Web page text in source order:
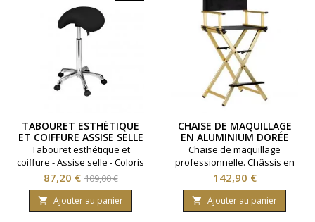
TABOURET ESTHÉTIQUE
ET COIFFURE ASSISE SELLE
NOIR
Tabouret esthétique et
coiffure - Assise selle - Coloris
noir
Prix
87,20 € Prix
de
base
109,00 €
 Ajouter au panier
CHAISE DE MAQUILLAGE
EN ALUMINIUM DORÉE
PLIABLE
Chaise de maquillage
professionnelle. Châssis en
aluminium. Modèle pliable.
Coloris doré.
Prix
142,90 €
 Ajouter au panier